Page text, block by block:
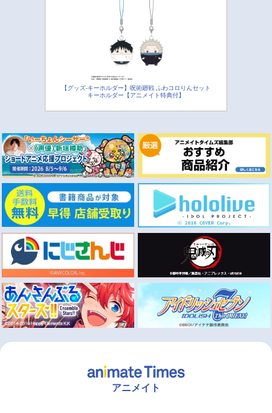
【グッズ-キーホルダー】呪術廻戦 ふわコロりんセット
キーホルダー【アニメイト特典付】
アニメイト